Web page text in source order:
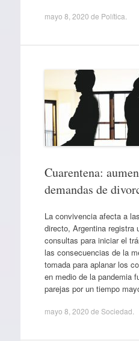
mayo 8, 2020 de Política
Cuarentena:
demandas de
La convivencia afecta a
directo, Argentina registra
consultas para iniciar el
las consecuencias de la
tomada para aplanar los
en medio de la pandemia
parejas por un tiempo
mayo 8, 2020 de Sociedad